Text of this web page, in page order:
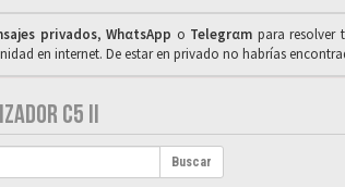
privados,WhαtsApp o Telegrαm para resolver
en internet. De estar en privado no habrías
C5 II
Buscar